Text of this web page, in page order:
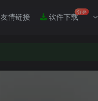
友情链接 软件下载分类